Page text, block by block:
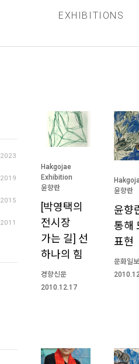
EXHIBITIONS
2023
2019
2015
2011
Hakgojae
Exhibition
윤향란
[박영택의
전시장
가는 길] 선
하나의 힘
경향신문
2010.12.17
윤향란
윤향
통해
표현
문화일보